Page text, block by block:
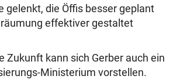
gelenkt, die Öffis besser geplant
effektiver gestaltet
Zukunft kann sich Gerber auch ein
Ministerium vorstellen.